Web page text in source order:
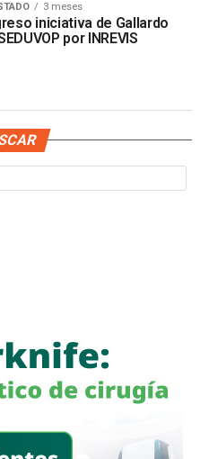
3 meses
iniciativa de Gallardo
por INREVIS